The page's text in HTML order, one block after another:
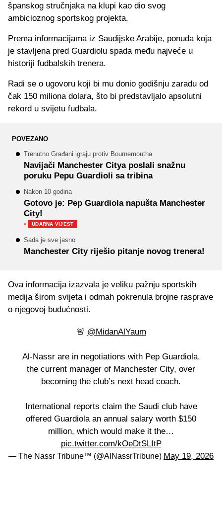
španskog stručnjaka na klupi kao dio svog
ambicioznog sportskog projekta.
Prema informacijama iz Saudijske Arabije, ponuda koja
je stavljena pred Guardiolu spada među najveće u
historiji fudbalskih trenera.
Radi se o ugovoru koji bi mu donio godišnju zaradu od
čak 150 miliona dolara, što bi predstavljalo apsolutni
rekord u svijetu fudbala.
POVEZANO
Trenutno Građani igraju protiv Bournemoutha
Navijači Manchester Citya poslali snažnu
poruku Pepu Guardioli sa tribina
Nakon 10 godina
Gotovo je: Pep Guardiola napušta Manchester
City!
· UDARNA VIJEST
Sada je sve jasno
Manchester City riješio pitanje novog trenera!
Ova informacija izazvala je veliku pažnju sportskih
medija širom svijeta i odmah pokrenula brojne rasprave
o njegovoj budućnosti.
🚨 @MidanAlYaum
Al-Nassr are in negotiations with Pep Guardiola,
the current manager of Manchester City, over
becoming the club’s next head coach.
International reports claim the Saudi club have
offered Guardiola an annual salary worth $150
million, which would make it the…
pic.twitter.com/kOeDtSLItP
— The Nassr Tribune™️ (@AlNassrTribune) May 19, 2026